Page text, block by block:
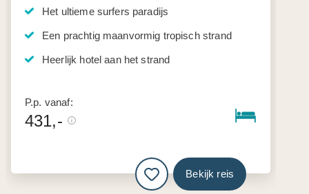
Het ultieme surfers paradijs
Een prachtig maanvormig tropisch strand
Heerlijk hotel aan het strand
P.p. vanaf:
431,-
Bekijk reis